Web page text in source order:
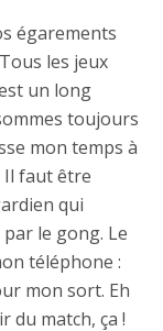
égarements
les jeux
un long
toujours
mon temps à
Il faut être
qui
le gong. Le
téléphone :
mon sort. Eh
du match, ça !